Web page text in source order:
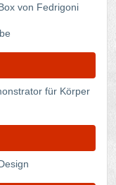
von Fedrigoni
für Körper